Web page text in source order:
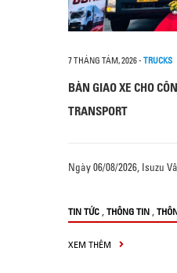
7 THÁNG TÁM, 2026- TRUCKS
BÀN GIAO XE CHO
TRANSPORT
Ngày 06/08/2026, Isuzu
TIN TỨC , THÔNG TIN ,
XEM THÊM